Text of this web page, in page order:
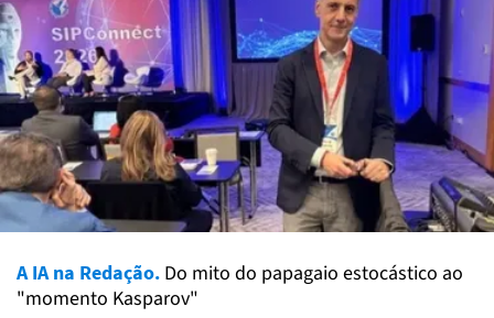
A IA na Redação. Do mito do papagaio estocástico ao
"momento Kasparov"